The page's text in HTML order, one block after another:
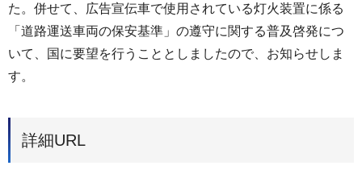
た。併せて、広告宣伝車で使用されている灯火装置に係る
「道路運送車両の保安基準」の遵守に関する普及啓発につ
いて、国に要望を行うこととしましたので、お知らせしま
す。
詳細URL